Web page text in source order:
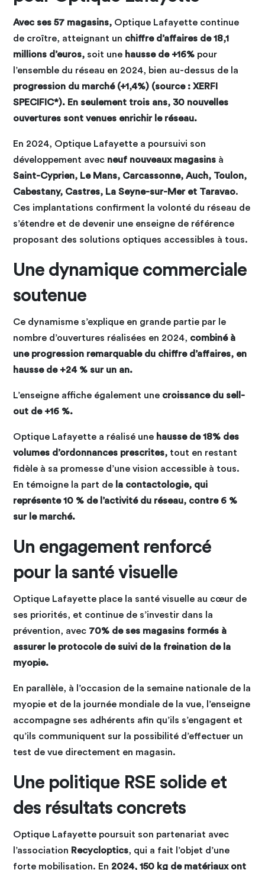
Avec ses 57 magasins, Optique Lafayette continue
de croître, atteignant un chiffre d’affaires de 18,1
millions d’euros, soit une hausse de +16% pour
l’ensemble du réseau en 2024, bien au-dessus de la
progression du marché (+1,4%) (source : XERFI
SPECIFIC*). En seulement trois ans, 30 nouvelles
ouvertures sont venues enrichir le réseau.
En 2024, Optique Lafayette a poursuivi son
développement avec neuf nouveaux magasins à
Saint-Cyprien, Le Mans, Carcassonne, Auch, Toulon,
Cabestany, Castres, La Seyne-sur-Mer et Taravao.
Ces implantations confirment la volonté du réseau de
s’étendre et de devenir une enseigne de référence
proposant des solutions optiques accessibles à tous.
Une dynamique commerciale
soutenue
Ce dynamisme s’explique en grande partie par le
nombre d’ouvertures réalisées en 2024, combiné à
une progression remarquable du chiffre d’affaires, en
hausse de +24 % sur un an.
L’enseigne affiche également une croissance du sell-
out de +16 %.
Optique Lafayette a réalisé une hausse de 18% des
volumes d’ordonnances prescrites, tout en restant
fidèle à sa promesse d’une vision accessible à tous.
En témoigne la part de la contactologie, qui
représente 10 % de l’activité du réseau, contre 6 %
sur le marché.
Un engagement renforcé
pour la santé visuelle
Optique Lafayette place la santé visuelle au cœur de
ses priorités, et continue de s’investir dans la
prévention, avec 70% de ses magasins formés à
assurer le protocole de suivi de la freination de la
myopie.
En parallèle, à l’occasion de la semaine nationale de la
myopie et de la journée mondiale de la vue, l’enseigne
accompagne ses adhérents afin qu’ils s’engagent et
qu’ils communiquent sur la possibilité d’effectuer un
test de vue directement en magasin.
Une politique RSE solide et
des résultats concrets
Optique Lafayette poursuit son partenariat avec
l’association Recycloptics, qui a fait l’objet d’une
forte mobilisation. En 2024, 150 kg de matériaux ont